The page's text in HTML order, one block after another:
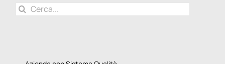
Cerca